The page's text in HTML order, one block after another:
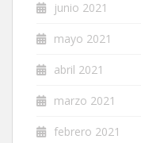
junio 2021
mayo 2021
abril 2021
marzo 2021
febrero 2021